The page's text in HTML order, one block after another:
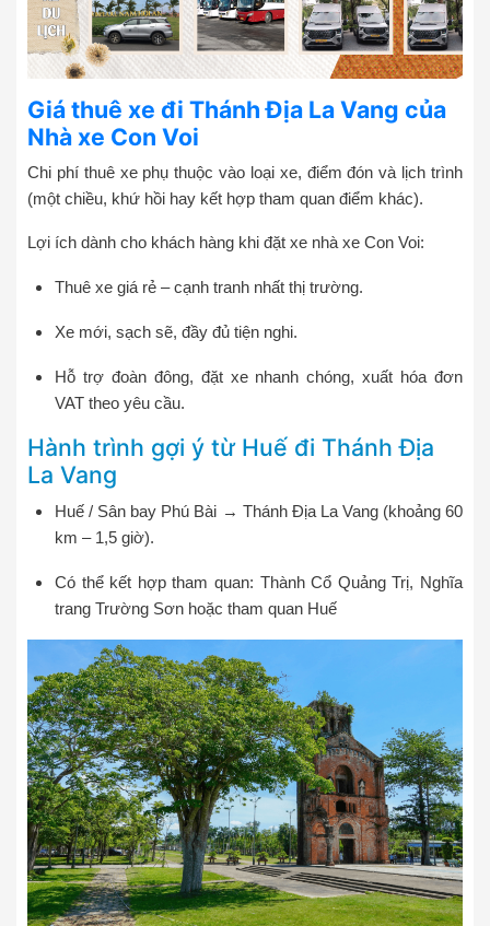
Giá thuê xe đi Thánh Địa La Vang của
Nhà xe Con Voi
Chi phí thuê xe phụ thuộc vào loại xe, điểm đón và lịch trình
(một chiều, khứ hồi hay kết hợp tham quan điểm khác).
Lợi ích dành cho khách hàng khi đặt xe nhà xe Con Voi:
Thuê xe giá rẻ – cạnh tranh nhất thị trường.
Xe mới, sạch sẽ, đầy đủ tiện nghi.
Hỗ trợ đoàn đông, đặt xe nhanh chóng, xuất hóa đơn
VAT theo yêu cầu.
Hành trình gợi ý từ Huế đi Thánh Địa
La Vang
Huế / Sân bay Phú Bài → Thánh Địa La Vang (khoảng 60
km – 1,5 giờ).
Có thể kết hợp tham quan: Thành Cổ Quảng Trị, Nghĩa
trang Trường Sơn hoặc tham quan Huế